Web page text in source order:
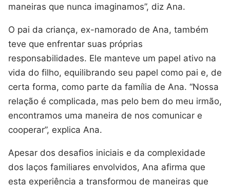
maneiras que nunca imaginamos”, diz Ana.
O pai da criança, ex-namorado de Ana, também
teve que enfrentar suas próprias
responsabilidades. Ele manteve um papel ativo na
vida do filho, equilibrando seu papel como pai e, de
certa forma, como parte da família de Ana. “Nossa
relação é complicada, mas pelo bem do meu irmão,
encontramos uma maneira de nos comunicar e
cooperar”, explica Ana.
Apesar dos desafios iniciais e da complexidade
dos laços familiares envolvidos, Ana afirma que
esta experiência a transformou de maneiras que